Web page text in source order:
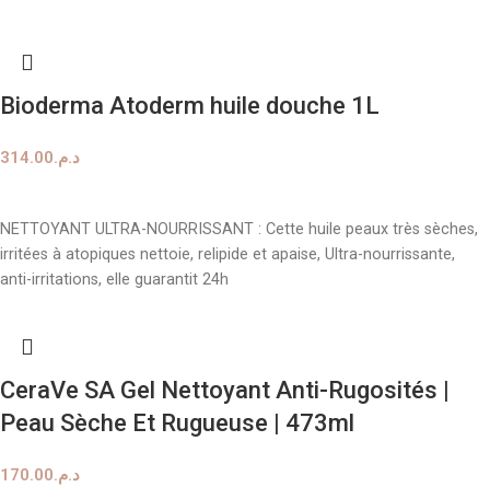
Bioderma Atoderm huile douche 1L
د.م.314.00
NETTOYANT ULTRA-NOURRISSANT : Cette huile peaux très sèches,
irritées à atopiques nettoie, relipide et apaise, Ultra-nourrissante,
anti-irritations, elle guarantit 24h
CeraVe SA Gel Nettoyant Anti-Rugosités |
Peau Sèche Et Rugueuse | 473ml
د.م.170.00